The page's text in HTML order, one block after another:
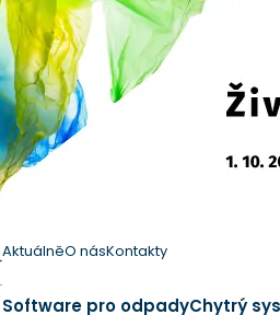
AktuálněO násKontakty
Software pro odpadyChytrý